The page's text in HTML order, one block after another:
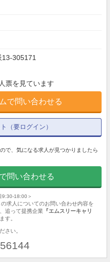
13-305171
票を見ています
で問い合わせる
（要ログイン）
で、気になる求人が見つかりましたら
問い合わせる
9:30-18:00＞
求人についてのお問い合わせ内容を
追って提携企業 『エムスリーキャリ
す。
さい。